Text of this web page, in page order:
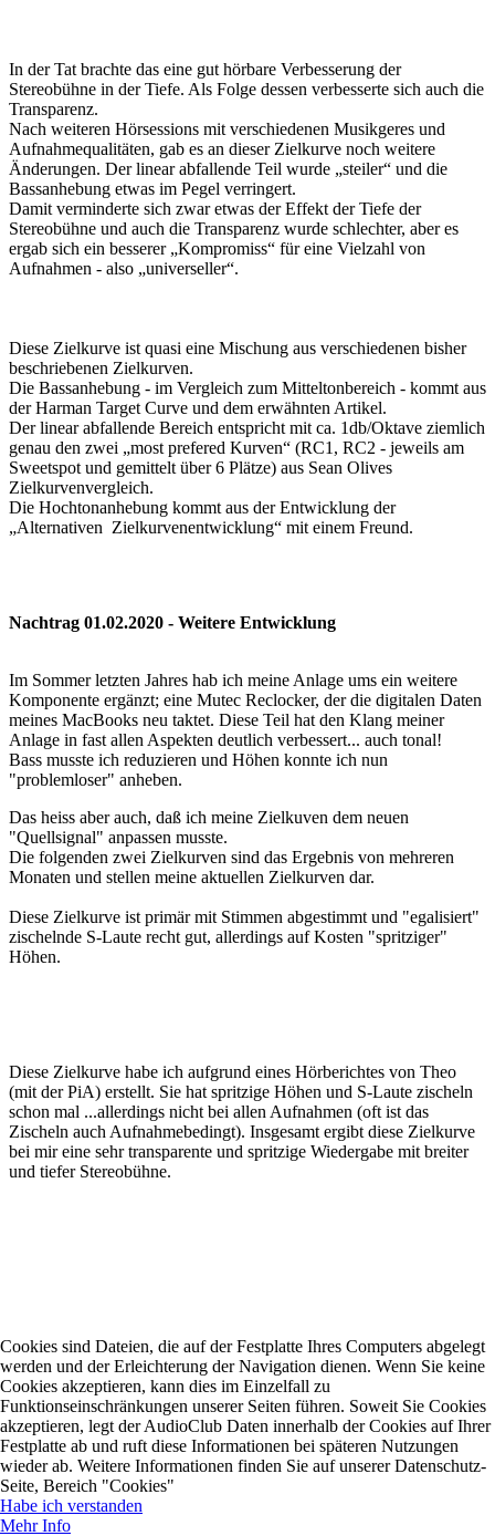
In der Tat brachte das eine gut hörbare Verbesserung der
Stereobühne in der Tiefe. Als Folge dessen verbesserte sich auch die
Transparenz.
Nach weiteren Hörsessions mit verschiedenen Musikgeres und
Aufnahmequalitäten, gab es an dieser Zielkurve noch weitere
Änderungen. Der linear abfallende Teil wurde „steiler“ und die
Bassanhebung etwas im Pegel verringert.
Damit verminderte sich zwar etwas der Effekt der Tiefe der
Stereobühne und auch die Transparenz wurde schlechter, aber es
ergab sich ein besserer „Kompromiss“ für eine Vielzahl von
Aufnahmen - also „universeller“.
Diese Zielkurve ist quasi eine Mischung aus verschiedenen bisher
beschriebenen Zielkurven.
Die Bassanhebung - im Vergleich zum Mitteltonbereich - kommt aus
der Harman Target Curve und dem erwähnten Artikel.
Der linear abfallende Bereich entspricht mit ca. 1db/Oktave ziemlich
genau den zwei „most prefered Kurven“ (RC1, RC2 - jeweils am
Sweetspot und gemittelt über 6 Plätze) aus Sean Olives
Zielkurvenvergleich.
Die Hochtonanhebung kommt aus der Entwicklung der
„Alternativen Zielkurvenentwicklung“ mit einem Freund.
Nachtrag 01.02.2020 - Weitere Entwicklung
Im Sommer letzten Jahres hab ich meine Anlage ums ein weitere
Komponente ergänzt; eine Mutec Reclocker, der die digitalen Daten
meines MacBooks neu taktet. Diese Teil hat den Klang meiner
Anlage in fast allen Aspekten deutlich verbessert... auch tonal!
Bass musste ich reduzieren und Höhen konnte ich nun
"problemloser" anheben.
Das heiss aber auch, daß ich meine Zielkuven dem neuen
"Quellsignal" anpassen musste.
Die folgenden zwei Zielkurven sind das Ergebnis von mehreren
Monaten und stellen meine aktuellen Zielkurven dar.
Diese Zielkurve ist primär mit Stimmen abgestimmt und "egalisiert"
zischelnde S-Laute recht gut, allerdings auf Kosten "spritziger"
Höhen.
Diese Zielkurve habe ich aufgrund eines Hörberichtes von Theo
(mit der PiA) erstellt. Sie hat spritzige Höhen und S-Laute zischeln
schon mal ...allerdings nicht bei allen Aufnahmen (oft ist das
Zischeln auch Aufnahmebedingt). Insgesamt ergibt diese Zielkurve
bei mir eine sehr transparente und spritzige Wiedergabe mit breiter
und tiefer Stereobühne.
Cookies sind Dateien, die auf der Festplatte Ihres Computers abgelegt
werden und der Erleichterung der Navigation dienen. Wenn Sie keine
Cookies akzeptieren, kann dies im Einzelfall zu
Funktionseinschränkungen unserer Seiten führen. Soweit Sie Cookies
akzeptieren, legt der AudioClub Daten innerhalb der Cookies auf Ihrer
Festplatte ab und ruft diese Informationen bei späteren Nutzungen
wieder ab. Weitere Informationen finden Sie auf unserer Datenschutz-
Seite, Bereich "Cookies"
Habe ich verstanden
Mehr Info